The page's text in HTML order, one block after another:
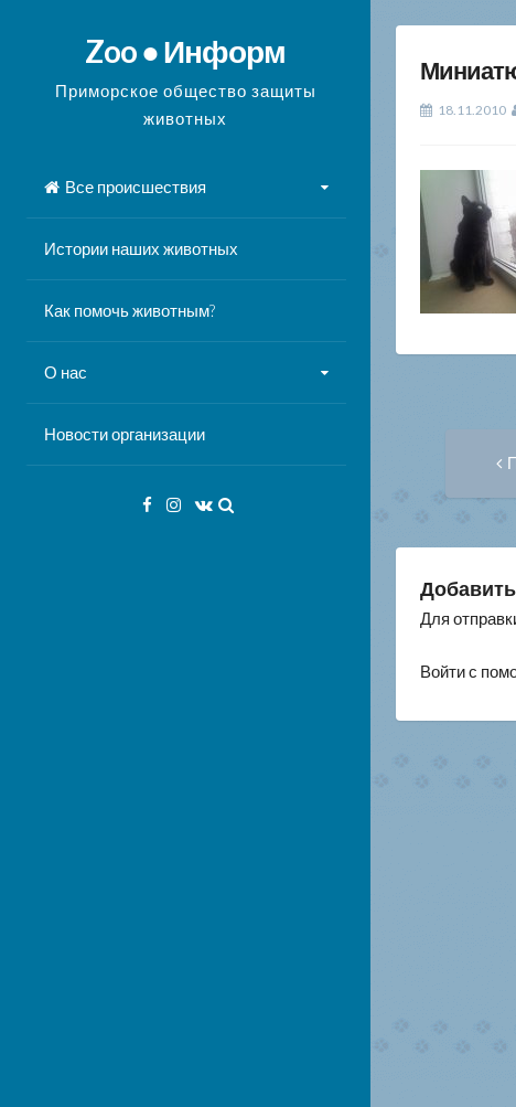
содержимомуZoo ● Информ
Приморское общество защиты
животных
Все происшествия
Истории наших животных
Как помочь животным?
О нас
Новости организации
Facebook
Instagram
VK
18.11.2010
по
Для
Войти с